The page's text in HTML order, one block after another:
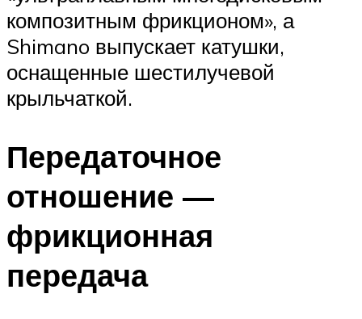
композитным фрикционом», а
Shimano выпускает катушки,
оснащенные шестилучевой
крыльчаткой.
Передаточное
отношение —
фрикционная
передача